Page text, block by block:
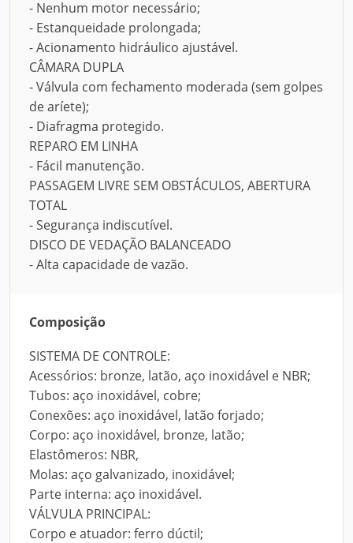
- Nenhum motor necessário;
- Estanqueidade prolongada;
- Acionamento hidráulico ajustável.
CÂMARA DUPLA
- Válvula com fechamento moderada (sem golpes
de aríete);
- Diafragma protegido.
REPARO EM LINHA
- Fácil manutenção.
PASSAGEM LIVRE SEM OBSTÁCULOS, ABERTURA
TOTAL
- Segurança indiscutível.
DISCO DE VEDAÇÃO BALANCEADO
- Alta capacidade de vazão.
Composição
SISTEMA DE CONTROLE:
Acessórios: bronze, latão, aço inoxidável e NBR;
Tubos: aço inoxidável, cobre;
Conexões: aço inoxidável, latão forjado;
Corpo: aço inoxidável, bronze, latão;
Elastômeros: NBR,
Molas: aço galvanizado, inoxidável;
Parte interna: aço inoxidável.
VÁLVULA PRINCIPAL:
Corpo e atuador: ferro dúctil;